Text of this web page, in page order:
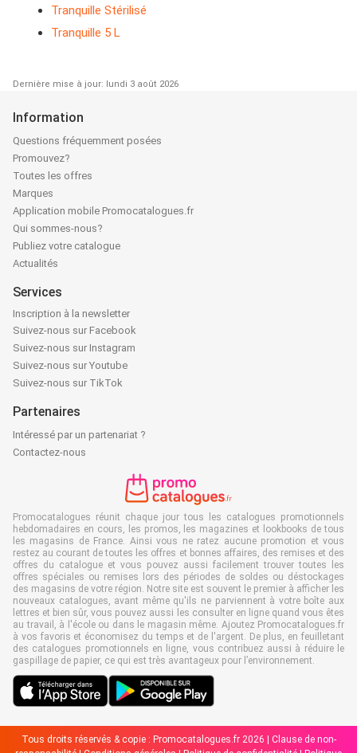
Tranquille Stérilisé
Tranquille 5 L
Dernière mise à jour: lundi 3 août 2026
Information
Questions fréquemment posées
Promouvez?
Toutes les offres
Marques
Application mobile Promocatalogues.fr
Qui sommes-nous?
Publiez votre catalogue
Actualités
Services
Inscription à la newsletter
Suivez-nous sur Facebook
Suivez-nous sur Instagram
Suivez-nous sur Youtube
Suivez-nous sur TikTok
Partenaires
Intéressé par un partenariat ?
Contactez-nous
Promocatalogues réunit chaque jour tous les catalogues promotionnels
hebdomadaires en cours, les promos, les magazines et lookbooks de tous
les magasins de France. Ainsi vous ne ratez aucune promotion et vous
restez au courant de toutes les offres et bonnes affaires, des remises et des
offres du catalogue et vous pouvez aussi facilement trouver toutes les
offres spéciales ou remises lors des périodes de soldes ou déstockages
des magasins de votre région. Notre site est souvent le premier à afficher les
nouveaux catalogues, avant même qu'ils ne parviennent à votre boîte aux
lettres et bien sûr, vous pouvez aussi les consulter en ligne quand vous êtes
au travail, à l'école ou dans le magasin même. Ajoutez Promocatalogues.fr
à vos favoris et économisez du temps et de l'argent. De plus, en feuilletant
des catalogues promotionnels en ligne, vous contribuez aussi à réduire le
gaspillage de papier, ce qui est très avantageux pour l’environnement.
Tous droits réservés & copie : Promocatalogues.fr 2026 | Clause de non-